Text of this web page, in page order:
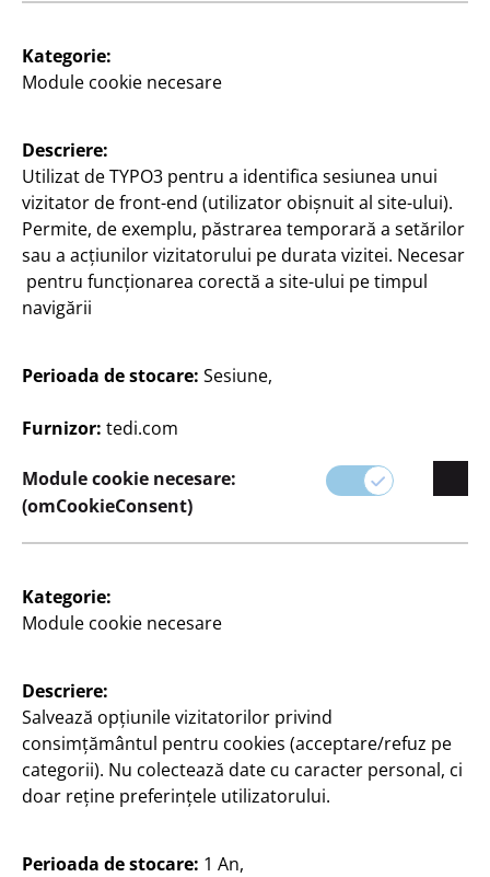
54 Articole
Placă de colorat
20x20 cm
6
20 x 20 cm
Artizanat & bricolaj
Pânză
30 x 40 cm
Artizanat & bricolaj
Pânză
18 x 24 cm
Kategorie:
Module cookie necesare
Descriere:
Utilizat de TYPO3 pentru a identifica sesiunea unui
vizitator de front-end (utilizator obișnuit al site-ului).
Permite, de exemplu, păstrarea temporară a setărilor
sau a acțiunilor vizitatorului pe durata vizitei. Necesar
pentru funcționarea corectă a site-ului pe timpul
navigării
Perioada de stocare: Sesiune,
Furnizor: tedi.com
Module cookie necesare:
(omCookieConsent)
Kategorie:
Module cookie necesare
Descriere:
Salvează opțiunile vizitatorilor privind
consimțământul pentru cookies (acceptare/refuz pe
categorii). Nu colectează date cu caracter personal, ci
doar reține preferințele utilizatorului.
Perioada de stocare: 1 An,